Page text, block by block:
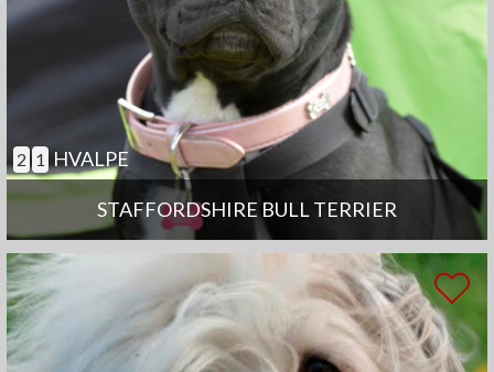
STAFFORDSHIRE BULL TERRIER
2 1 HVALPE